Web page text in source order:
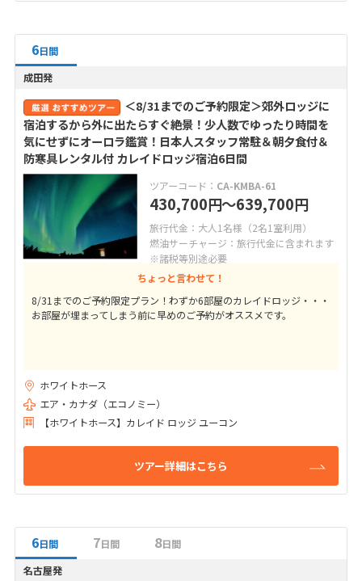
6日間
成田発
＜8/31までのご予約限定＞郊外ロッジに
宿泊するから外に出たらすぐ絶景！少人数でゆったり時間を
気にせずにオーロラ鑑賞！日本人スタッフ常駐＆朝夕食付＆
防寒具レンタル付 カレイドロッジ宿泊6日間
ツアーコード： CA-KMBA-61
430,700円〜639,700円
旅行代金：大人1名様（2名1室利用）
燃油サーチャージ：旅行代金に含まれます
※諸税等別途必要
ちょっと言わせて！
8/31までのご予約限定プラン！わずか6部屋のカレイドロッジ・・・
お部屋が埋まってしまう前に早めのご予約がオススメです。
ホワイトホース
エア・カナダ（エコノミー）
【ホワイトホース】カレイド ロッジ ユーコン
ツアー詳細はこちら
6日間 7日間 8日間
名古屋発